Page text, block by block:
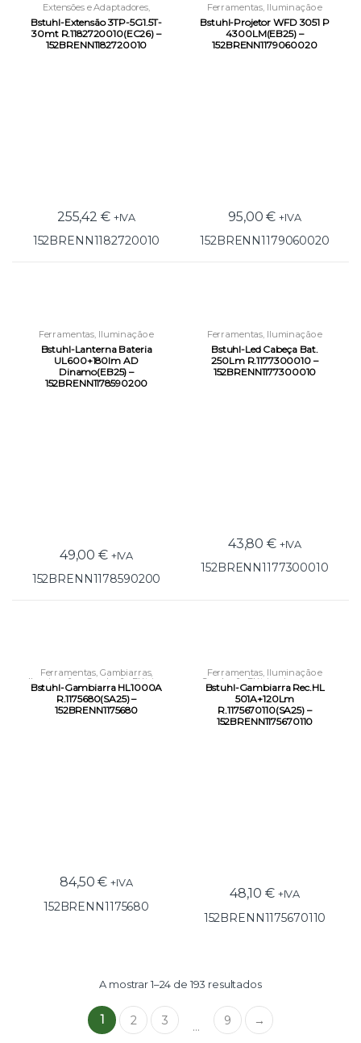
Extensões e Adaptadores,
Iluminação e
Condução Elétrica
Bstuhl-Extensão 3TP-5G1.5T-
30mt R.1182720010(EC26) –
152BRENN1182720010
255,42 € +IVA
152BRENN1182720010
Ferramentas Iluminação e
Projetores
Bstuhl-Projetor WFD 3051 P
4300LM(EB25) –
152BRENN1179060020
95,00€ +IVA
152BRENN1179060020
Ferramentas, Iluminação e
Condução Elétrica Lanternas
Bstuhl-Lanterna Bateria
UL600+180lm AD
Dinamo(EB25) –
152BRENN1178590200
49,00 € +IVA
152BRENN1178590200
Ferramentas, Iluminação e
Condução Elétrica Lanternas
Bstuhl-Led Cabeça Bat.
250Lm R.1177300010 –
152BRENN1177300010
43,80 € +IVA
152BRENN1177300010
Ferramentas, Gambiarras,
Iluminação e Condução Elétrica
Bstuhl-Gambiarra HL1000A
R.1175680(SA25) –
152BRENN1175680
84,50€ +IVA
152BRENN1175680
Ferramentas, Iluminação e
Condução Elétrica Lanternas
Bstuhl-Gambiarra Rec.HL
501A+120Lm
R.1175670110(SA25) –
152BRENN1175670110
48,10 € +IVA
152BRENN1175670110
A mostrar 1–24 de 193 resultados
1 2 3 … 9 →